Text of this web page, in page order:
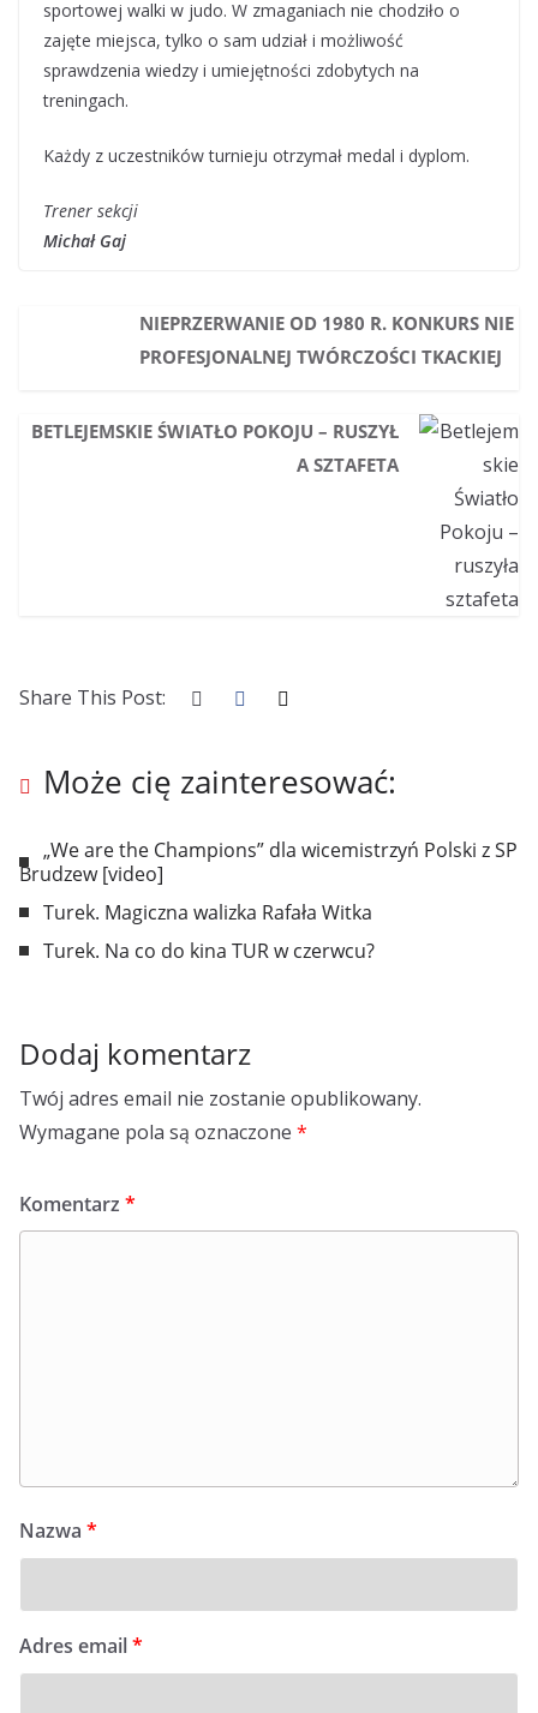
sportowej walki w judo. W zmaganiach nie chodziło o
zajęte miejsca, tylko o sam udział i możliwość
sprawdzenia wiedzy i umiejętności zdobytych na
treningach.
Każdy z uczestników turnieju otrzymał medal i dyplom.
Trener sekcji
Michał Gaj
NIEPRZERWANIE OD 1980 R. KONKURS NIE
PROFESJONALNEJ TWÓRCZOŚCI TKACKIEJ
BETLEJEMSKIE ŚWIATŁO POKOJU – RUSZYŁ
A SZTAFETA
Share This Post:
Może cię zainteresować:
„We are the Champions” dla wicemistrzyń Polski z SP
Brudzew [video]
Turek. Magiczna walizka Rafała Witka
Turek. Na co do kina TUR w czerwcu?
Dodaj komentarz
Twój adres email nie zostanie opublikowany.
Wymagane pola są oznaczone *
Komentarz *
Nazwa *
Adres email*